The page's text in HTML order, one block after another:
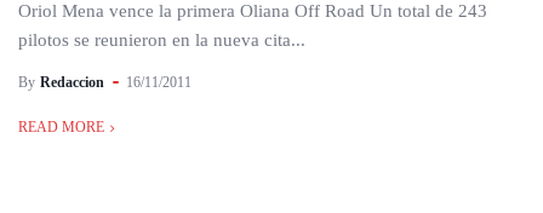
Oriol Mena vence la primera Oliana Off Road Un total de 243
pilotos se reunieron en la nueva cita...
By Redaccion 16/11/2011
READ MORE